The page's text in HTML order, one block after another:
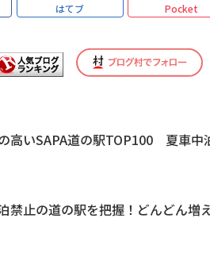
はてブ Pocket
高いSAPA道の駅TOP100 夏車中
禁止の道の駅を把握！どんどん増